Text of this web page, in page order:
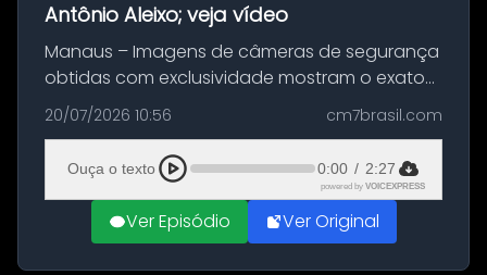
Antônio Aleixo; veja vídeo
Manaus – Imagens de câmeras de segurança
obtidas com exclusividade mostram o exato
momento da fuga do principal suspeito da
morte de Larissa Araújo, de 28 anos. O crime
ocorreu na noite deste último d...
20/07/2026 10:56 cm7brasil.com
Ouça o texto 0:00 / 2:27
powered by VOICEXPRESS
Ver Episódio Ver Original